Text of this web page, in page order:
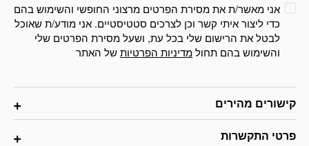
קישורים מהירים
פרטי התקשרות
אני מאשר/ת את מסירת הפרטים מרצוני החופשי והשימוש בהם
כדי ליצור איתי קשר וכן לצרכים סטטיסטיים. אני מודע/ת שאוכל
לבטל את הרישום שלי בכל עת, ושעל מסירת הפרטים שלי
והשימוש בהם תחולמדיניות הפרטיותשל האתר